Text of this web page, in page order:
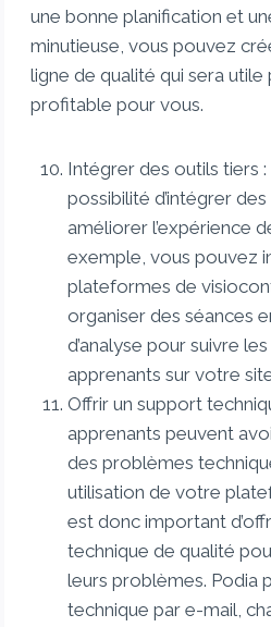
une bonne planification et
minutieuse, vous pouvez
ligne de qualité qui sera
profitable pour vous.
Intégrer des outils tiers
possibilité d’intégrer
améliorer l’expérience
exemple, vous pouvez
plateformes de
organiser des séances
d’analyse pour suivre
apprenants sur votre
Offrir un support
apprenants peuvent
des problèmes
utilisation de votre
est donc important
technique de qualité
leurs problèmes. Podia
technique par e-mail,